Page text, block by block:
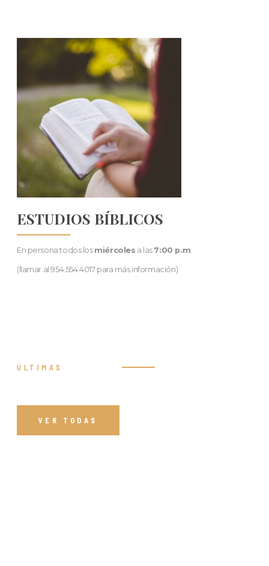
ESTUDIOS BÍBLICOS
En persona todos los miércoles a las 7:00 p.m.
(llamar al 954.554.4017 para más información)
ÚLTIMAS
VER TODAS